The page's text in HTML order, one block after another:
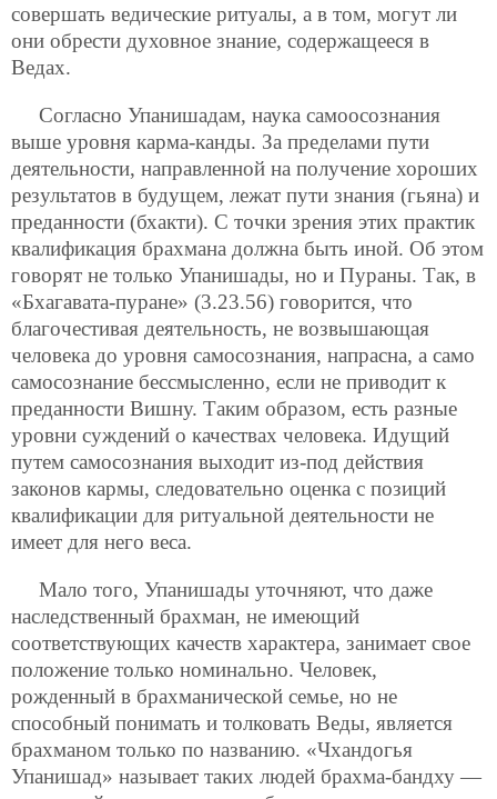
совершать ведические ритуалы, а в том, могут ли
они обрести духовное знание, содержащееся в
Ведах.
Согласно Упанишадам, наука самоосознания
выше уровня карма-канды. За пределами пути
деятельности, направленной на получение хороших
результатов в будущем, лежат пути знания (гьяна) и
преданности (бхакти). С точки зрения этих практик
квалификация брахмана должна быть иной. Об этом
говорят не только Упанишады, но и Пураны. Так, в
«Бхагавата-пуране» (3.23.56) говорится, что
благочестивая деятельность, не возвышающая
человека до уровня самосознания, напрасна, а само
самосознание бессмысленно, если не приводит к
преданности Вишну. Таким образом, есть разные
уровни суждений о качествах человека. Идущий
путем самосознания выходит из-под действия
законов кармы, следовательно оценка с позиций
квалификации для ритуальной деятельности не
имеет для него веса.
Мало того, Упанишады уточняют, что даже
наследственный брахман, не имеющий
соответствующих качеств характера, занимает свое
положение только номинально. Человек,
рожденный в брахманической семье, но не
способный понимать и толковать Веды, является
брахманом только по названию. «Чхандогья
Упанишад» называет таких людей брахма-бандху —